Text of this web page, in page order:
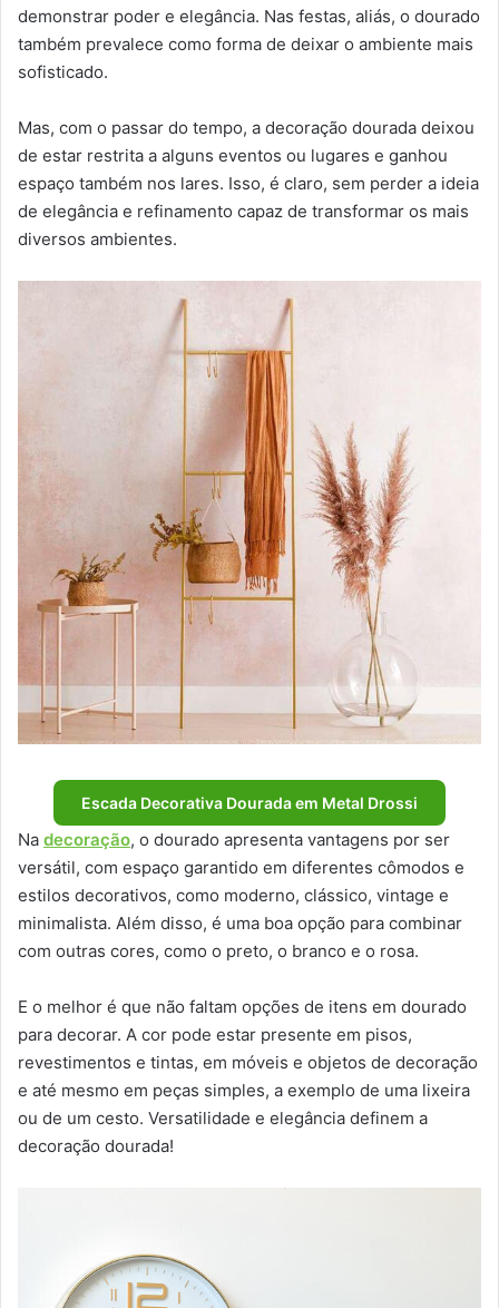
demonstrar poder e elegância. Nas festas, aliás, o dourado
também prevalece como forma de deixar o ambiente mais
sofisticado.
Mas, com o passar do tempo, a decoração dourada deixou
de estar restrita a alguns eventos ou lugares e ganhou
espaço também nos lares. Isso, é claro, sem perder a ideia
de elegância e refinamento capaz de transformar os mais
diversos ambientes.
Escada Decorativa Dourada em Metal Drossi
Na decoração, o dourado apresenta vantagens por ser
versátil, com espaço garantido em diferentes cômodos e
estilos decorativos, como moderno, clássico, vintage e
minimalista. Além disso, é uma boa opção para combinar
com outras cores, como o preto, o branco e o rosa.
E o melhor é que não faltam opções de itens em dourado
para decorar. A cor pode estar presente em pisos,
revestimentos e tintas, em móveis e objetos de decoração
e até mesmo em peças simples, a exemplo de uma lixeira
ou de um cesto. Versatilidade e elegância definem a
decoração dourada!